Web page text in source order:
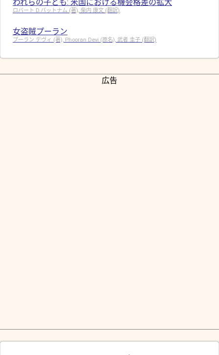
われらの子ども: 米国における機会格差の拡大
ロバート D.パットナム (著), 柴内 康文 (翻訳)
女盗賊プーラン
プーラン デヴィ (著), Phooran Devi (原名), 武者 圭子 (翻訳)
広告